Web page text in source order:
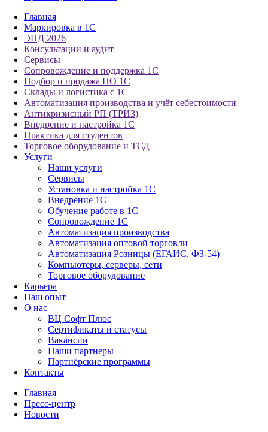
Главная
Маркировка в 1С
ЭПД 2026
Консультации и аудит
Сервисы
Сопровождение и поддержка 1С
Подбор и продажа ПО 1С
Склады и логистика с 1С
Автоматизация производства и учёт себестоимости
Антикризисный РП (ТРИЗ)
Внедрение и настройка 1С
Практика для студентов
Торговое оборудование и ТСД
Услуги
Наши услуги
Сервисы
Установка и настройка 1С
Внедрение 1С
Обучение работе в 1С
Сопровождение 1С
Автоматизация производства
Автоматизация оптовой торговли
Автоматизация Розницы (ЕГАИС, ФЗ-54)
Компьютеры, серверы, сети
Торговое оборудование
Карьера
Наш опыт
О нас
ВЦ Софт Плюс
Сертификаты и статусы
Вакансии
Наши партнеры
Партнёрские программы
Контакты
Главная
Пресс-центр
Новости